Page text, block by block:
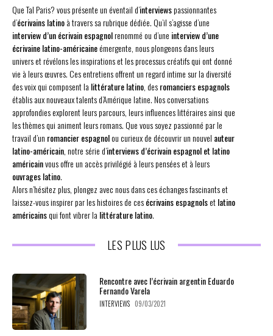
Que Tal Paris? vous présente un éventail d’interviewspassionnantes
d’écrivains latinoà travers sa rubrique dédiée. Qu’il s’agisse d’une
interview d’un écrivain espagnolrenommé ou d’une interview d’une
écrivaine latino-américaineémergente, nous plongeons dans leurs
univers et révélons les inspirations et les processus créatifs qui ont donné
vie à leurs œuvres. Ces entretiens offrent un regard intime sur la diversité
des voix qui composent la littérature latino, desromanciers espagnols
établis aux nouveaux talents d’Amérique latine. Nos conversations
approfondies explorent leurs parcours, leurs influences littéraires ainsi que
les thèmes qui animent leurs romans. Que vous soyez passionné par le
travail d’un romancier espagnolou curieux de découvrir un nouvel auteur
latino-américain, notre série d’interviews d’écrivain espagnol et latino
américainvous offre un accès privilégié à leurs pensées et à leurs
ouvrages latino.
Alors n’hésitez plus, plongez avec nous dans ces échanges fascinants et
laissez-vous inspirer par les histoires de cesécrivains espagnolsetlatino
américainsqui font vibrer la littérature latino.
LES PLUS LUS
Rencontre avec l’écrivain argentin Eduardo
Fernando Varela
INTERVIEWS 09/03/2021